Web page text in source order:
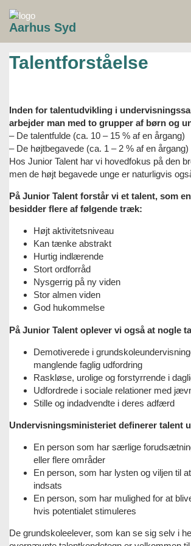
indhold
Aarhus Syd
Talentforståelse
Inden for talentudvikling i
arbejder man med to grupper af børn og
– De talentfulde (ca. 10 – 15 % af en årgang)
– De højtbegavede (ca. 1 – 2 % af en årgang)
Hos Junior Talent har vi hovedfokus på den
men de højt begavede unge er naturligvis
På Junior Talent forstår vi et talent, som
besidder flere af følgende træk:
Højt aktivitetsniveau
Kan tænke abstrakt
Hurtig indlærende
Stort ordforråd
Nysgerrig på ny viden
Stor almen viden
God hukommelse
På Junior Talent oplever vi også at nogle
Demotiverede i
manglende faglig udfordring
Raskløse, urolige og forstyrrende i
Udfordrede i sociale relationer med
Stille og indadvendte i deres adfærd
Undervisningsministeriet definerer talent
En person som har særlige
eller flere områder
En person, som har lysten og viljen til
indsats
En person, som har mulighed for at
hvis potentialet stimuleres
De grundskoleelever, som kan se sig selv i